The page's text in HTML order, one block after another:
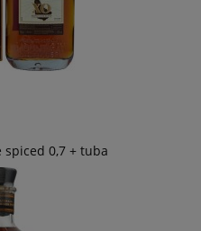
spiced 0,7 + tuba